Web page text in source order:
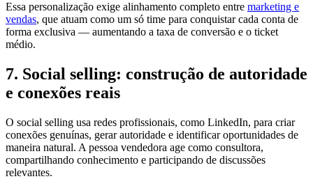
Essa personalização exige alinhamento completo entre marketing e
vendas, que atuam como um só time para conquistar cada conta de
forma exclusiva — aumentando a taxa de conversão e o ticket
médio.
7. Social selling: construção de autoridade
e conexões reais
O social selling usa redes profissionais, como LinkedIn, para criar
conexões genuínas, gerar autoridade e identificar oportunidades de
maneira natural. A pessoa vendedora age como consultora,
compartilhando conhecimento e participando de discussões
relevantes.